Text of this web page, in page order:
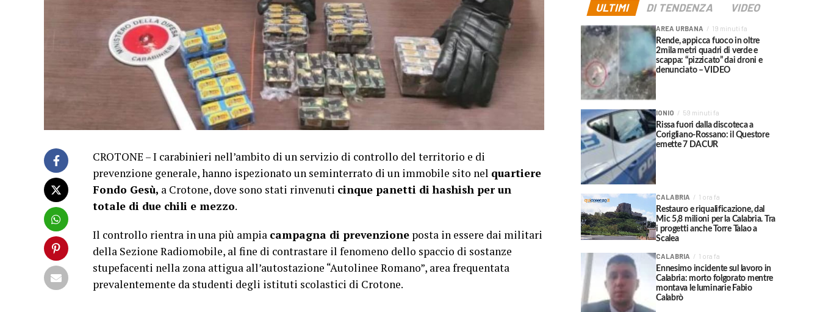
CROTONE – I carabinieri nell’ambito di un servizio di controllo del territorio e di
prevenzione generale, hanno ispezionato un seminterrato di un immobile sito nel quartiere
Fondo Gesù, a Crotone, dove sono stati rinvenuti cinque panetti di hashish per un
totale di due chili e mezzo.
Il controllo rientra in una più ampia campagna di prevenzione posta in essere dai militari
della Sezione Radiomobile, al fine di contrastare il fenomeno dello spaccio di sostanze
stupefacenti nella zona attigua all’autostazione “Autolinee Romano”, area frequentata
prevalentemente da studenti degli istituti scolastici di Crotone.
ULTIMI DI TENDENZA VIDEO
AREA URBANA 19 minuti fa
Rende, appicca fuoco in oltre
2mila metri quadri di verde e
scappa: “pizzicato” dai droni e
denunciato – VIDEO
IONIO 59 minuti fa
Rissa fuori dalla discoteca a
Corigliano-Rossano: il Questore
emette 7 DACUR
CALABRIA 1 ora fa
Restauro e riqualificazione, dal
Mic 5,8 milioni per la Calabria. Tra
i progetti anche Torre Talao a
Scalea
CALABRIA 1 ora fa
Ennesimo incidente sul lavoro in
Calabria: morto folgorato mentre
montava le luminarie Fabio
Calabrò